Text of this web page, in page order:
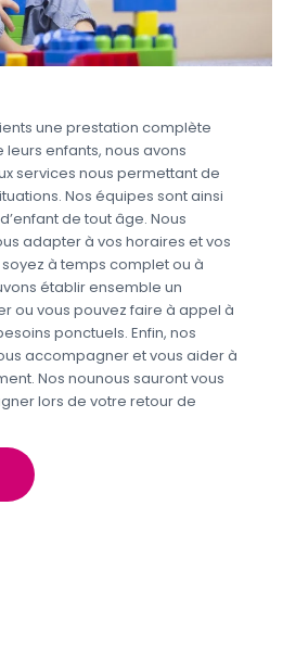
une prestation complète
enfants, nous avons
services nous permettant de
Nos équipes sont ainsi
de tout âge. Nous
adapter à vos horaires et vos
à temps complet ou à
établir ensemble un
ou vous pouvez faire à appel à
ponctuels. Enfin, nos
accompagner et vous aider à
Nos nounous sauront vous
lors de votre retour de